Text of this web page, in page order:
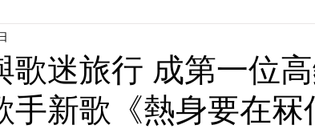
歌迷旅行 成第一位
手新歌《熱身要在冧